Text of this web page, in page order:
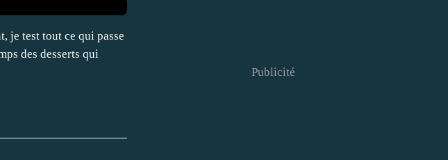
je test tout ce qui passe
des desserts qui
Publicité